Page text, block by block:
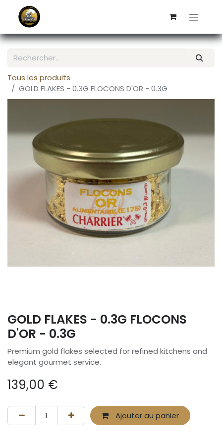
Tous les produits
GOLD FLAKES - 0.3G FLOCONS D'OR - 0.3G
GOLD FLAKES - 0.3G FLOCONS
D'OR - 0.3G
Premium gold flakes selected for refined kitchens and
elegant gourmet service.
139,00 €
Ajouter au panier